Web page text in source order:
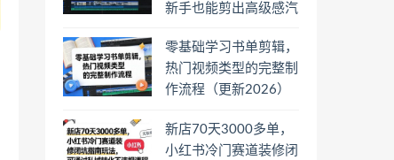
新手也能剪出高级感汽
零基础学习书单剪辑，
热门视频类型的完整制
作流程（更新2026）
新店70天3000多单，
小红书冷门赛道装修闭